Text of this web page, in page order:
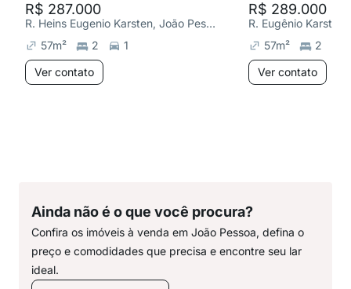
R$ 287.000
R. Heins Eugenio Karsten, João Pessoa
57m² 2
1
Ver contato
R$ 289.000
R. Eugênio
57m² 2
Ver contato
Ainda não é o que você procura?
Confira os imóveis à venda em João Pessoa, defina o
preço e comodidades que precisa e encontre seu lar
ideal.